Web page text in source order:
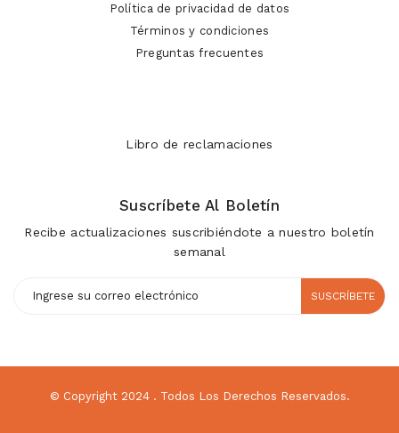
Política de privacidad de datos
Términos y condiciones
Preguntas frecuentes
Libro de reclamaciones
Suscríbete Al Boletín
Recibe actualizaciones suscribiéndote a nuestro boletín
semanal
SUSCRÍBETE
© Copyright 2024 . Todos Los Derechos Reservados.